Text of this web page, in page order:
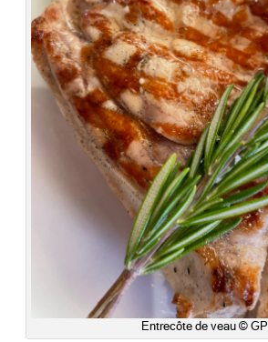
Entrecôte de veau © GP